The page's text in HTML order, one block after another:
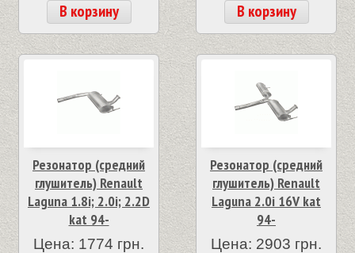
В корзину В корзину
Резонатор (средний
глушитель) Renault
Laguna 1.8i; 2.0i; 2.2D
kat 94-
Цена: 1774 грн.
Резонатор (средний
глушитель) Renault
Laguna 2.0i 16V kat
94-
Цена: 2903 грн.